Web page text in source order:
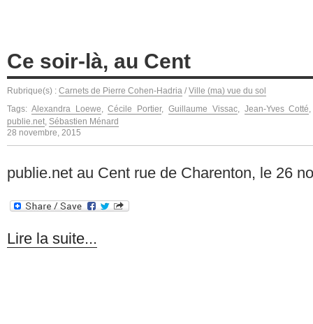
Ce soir-là, au Cent
Rubrique(s) : Carnets de Pierre Cohen-Hadria / Ville (ma) vue du sol
Tags: Alexandra Loewe ,Cécile Portier, Guillaume Vissac, Jean-Yves Cotté
publie.net Sébastien Ménard
28 novembre, 2015
publie.net au Cent rue de Charenton, le 26
Lire la suite...